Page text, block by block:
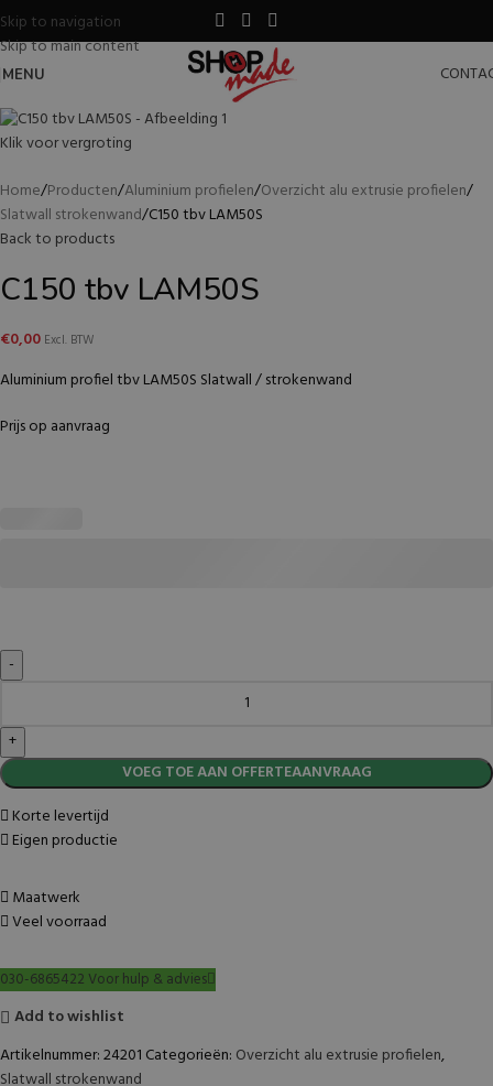
Skip to navigation
Skip to main content
MENU
Klik voor vergroting
Home Producten Aluminium profielen Overzicht alu extrusie profielen
Slatwall strokenwand C150 tbv LAM50S
Back to products
C150 tbv LAM50S
€0,00 Excl. BTW
Aluminium profiel tbv LAM50S Slatwall / strokenwand
Prijs op aanvraag
VOEG TOE AAN OFFERTEAANVRAAG
Korte levertijd
Eigen productie
Maatwerk
Veel voorraad
030-6865422 Voor hulp & advies
Add to wishlist
Artikelnummer:24201 Categorieën: Overzicht alu extrusie profielen,
Slatwall strokenwand